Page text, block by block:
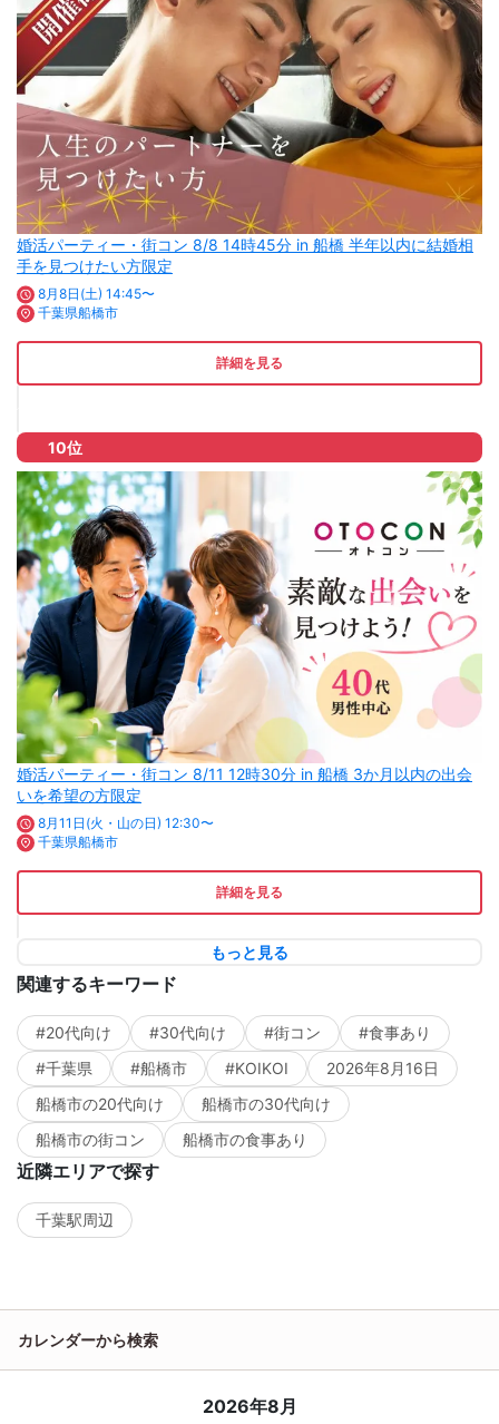
婚活パーティー・街コン 8/8 14時45分 in 船橋 半年以内に結婚相
手を見つけたい方限定
8月8日(土) 14:45〜
千葉県船橋市
詳細を見る
10位
婚活パーティー・街コン 8/11 12時30分 in 船橋 3か月以内の出会
いを希望の方限定
8月11日(火・山の日) 12:30〜
千葉県船橋市
詳細を見る
もっと見る
関連するキーワード
#20代向け #30代向け #街コン
#食事あり
#千葉県
#船橋市 #KOIKOI
2026年8月16日
船橋市の20代向け
船橋市の30代向け
船橋市の街コン
船橋市の食事あり
近隣エリアで探す
千葉駅周辺
カレンダーから検索
2026年8月